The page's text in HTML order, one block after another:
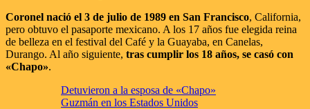
Coronel nació el 3 de julio de 1989 en San Francisco, California,
pero obtuvo el pasaporte mexicano. A los 17 años fue elegida reina
de belleza en el festival del Café y la Guayaba, en Canelas,
Durango. Al año siguiente, tras cumplir los 18 años, se casó con
«Chapo».
Detuvieron a la esposa de «Chapo»
Guzmán en los Estados Unidos